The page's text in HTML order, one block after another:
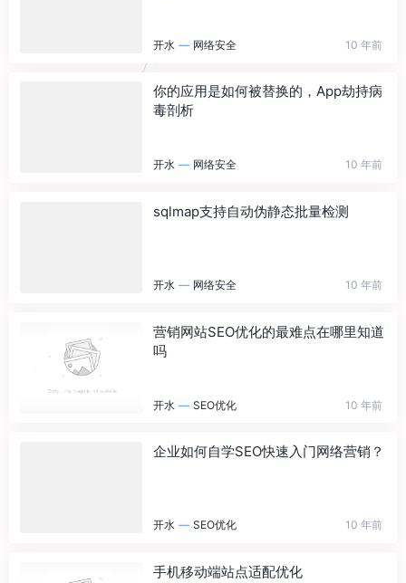
开水 — 网络安全 10 年前
你的应用是如何被替换的，App劫持病
毒剖析
开水 — 网络安全 10 年前
sqlmap支持自动伪静态批量检测
开水 — 网络安全 10 年前
营销网站SEO优化的最难点在哪里知道
吗
开水 — SEO优化 10 年前
企业如何自学SEO快速入门网络营销？
开水 — SEO优化 10 年前
手机移动端站点适配优化